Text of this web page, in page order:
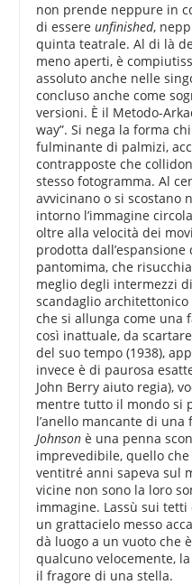
non prende neppure in
di essereunfinished,
quinta teatrale. Al di là
meno aperti, è
assoluto anche nelle
concluso anche come
versioni. È il Metodo-
way”. Si nega la forma
fulminante di palmizi,
contrapposte che
stesso fotogramma. Al
avvicinano o si scostano
intorno l’immagine
oltre alla velocità dei
prodotta
pantomima, che
meglio degli intermezzi
scandaglio
che si allunga come una
così inattuale, da
del suo tempo (1938),
invece è di paurosa
John Berry aiuto regia),
mentre tutto il mondo si
l’anello mancante di
Johnson è una penna
imprevedibile, quello
ventitré anni sapeva sul
vicine non sono la loro
immagine. Lassù sui
un grattacielo messo
dà luogo a un vuoto che
qualcuno velocemente,
il fragore di una stella.